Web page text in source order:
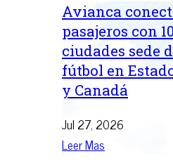
Avianca
pasajeros con
ciudades sede
fútbol en
y Canadá
Jul 27, 2026
Leer Mas